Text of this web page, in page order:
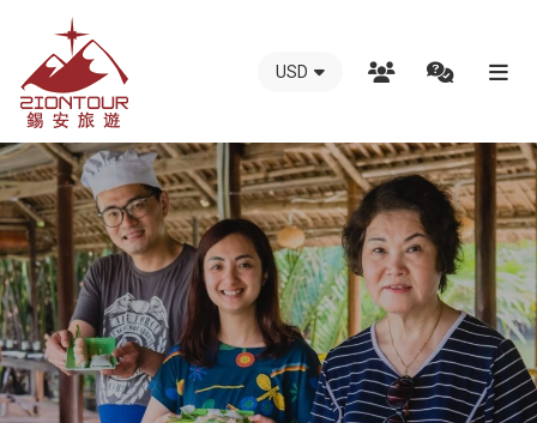
越
南
錫
安
國
際
旅
行
社
-
USD